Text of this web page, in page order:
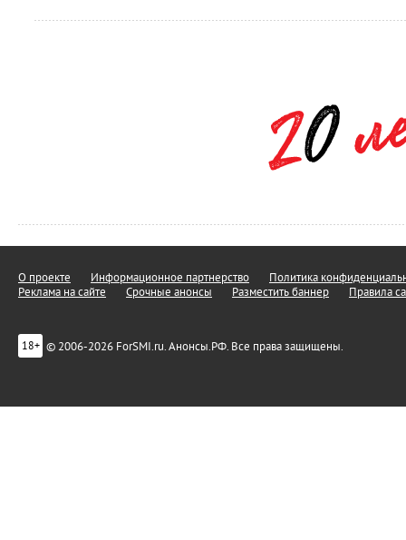
О проекте Информационное партнерство
Политика
Реклама на сайте
Срочные анонсы Разместить баннер Правила
18+ © 2006-2026 ForSMI.ru. Анонсы.РФ. Все права защищены.